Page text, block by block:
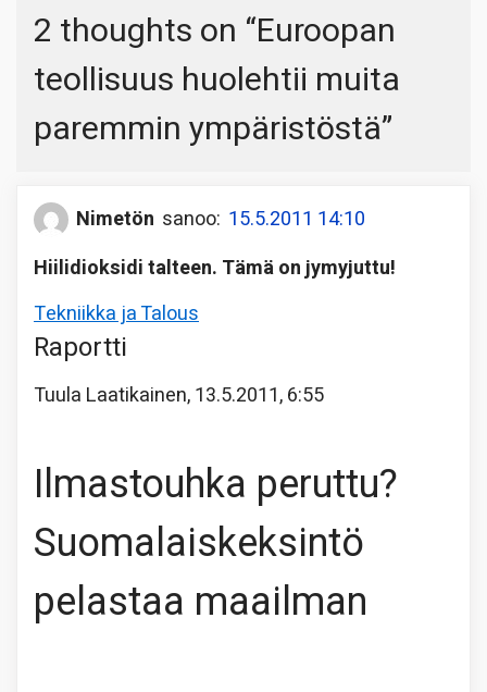
2 thoughts on “Euroopan
teollisuus huolehtii muita
paremmin ympäristöstä”
Nimetön sanoo: 15.5.2011 14:10
Hiilidioksidi talteen. Tämä on jymyjuttu!
Tekniikka ja Talous
Raportti
Tuula Laatikainen, 13.5.2011, 6:55
Ilmastouhka peruttu?
Suomalais­keksintö
pelastaa maailman